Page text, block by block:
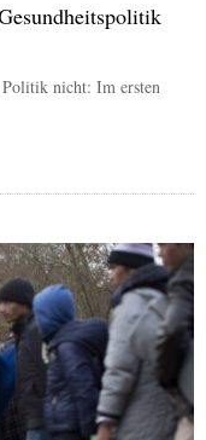
nicht: Im ersten